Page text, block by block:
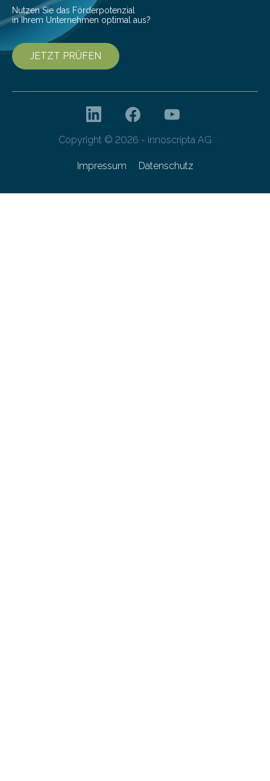
Nutzen Sie das Förderpotenzial
in Ihrem Unternehmen optimal aus?
JETZT PRÜFEN
Copyright © 2026 - innoscripta AG
Impressum Datenschutz